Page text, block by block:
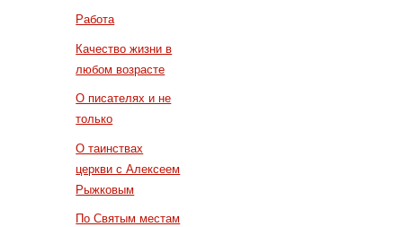
Работа
Качество жизни в
любом возрасте
О писателях и не
только
О таинствах
церкви с Алексеем
Рыжковым
По Святым местам